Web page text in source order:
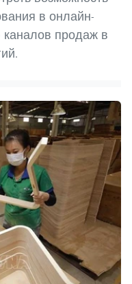
в онлайн-
продаж в